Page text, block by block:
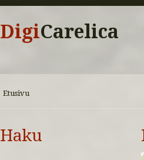
DigiCarelica
Etusivu
Haku